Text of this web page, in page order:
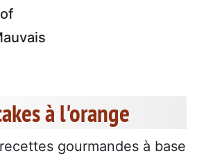
à l'orange
gourmandes à base